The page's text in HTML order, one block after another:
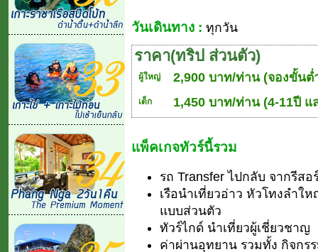
วันเดินทาง : ทุกวัน
ราคา(ทริป ส่วนตัว)
ผู้ใหญ่ 2,900 บาท/ท่าน (จองขั้น
เด็ก 1,450 บาท/ท่าน (4-11ปี แ
แพ็คเกจทัวร์นี้รวม
รถ Transfer ไปกลับ จากรีส
เรือนำเที่ยวอ่าว หัวโทงลำ
แบบส่วนตัว
ทัวร์ไกด์ นำเที่ยวผู้เชี่ยวชาญ
ค่าผ่านอุทยาน รวมทั้ง กิจกร